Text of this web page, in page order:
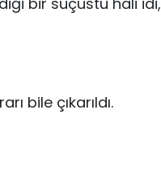
bile çıkarıldı.